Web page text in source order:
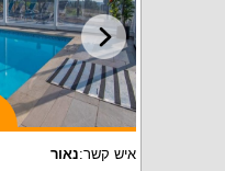
איש קשר:נאור